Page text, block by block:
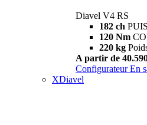
Diavel V4 RS
182 ch
120 Nm
220 kg
A partir de
Configurateur En
XDiavel